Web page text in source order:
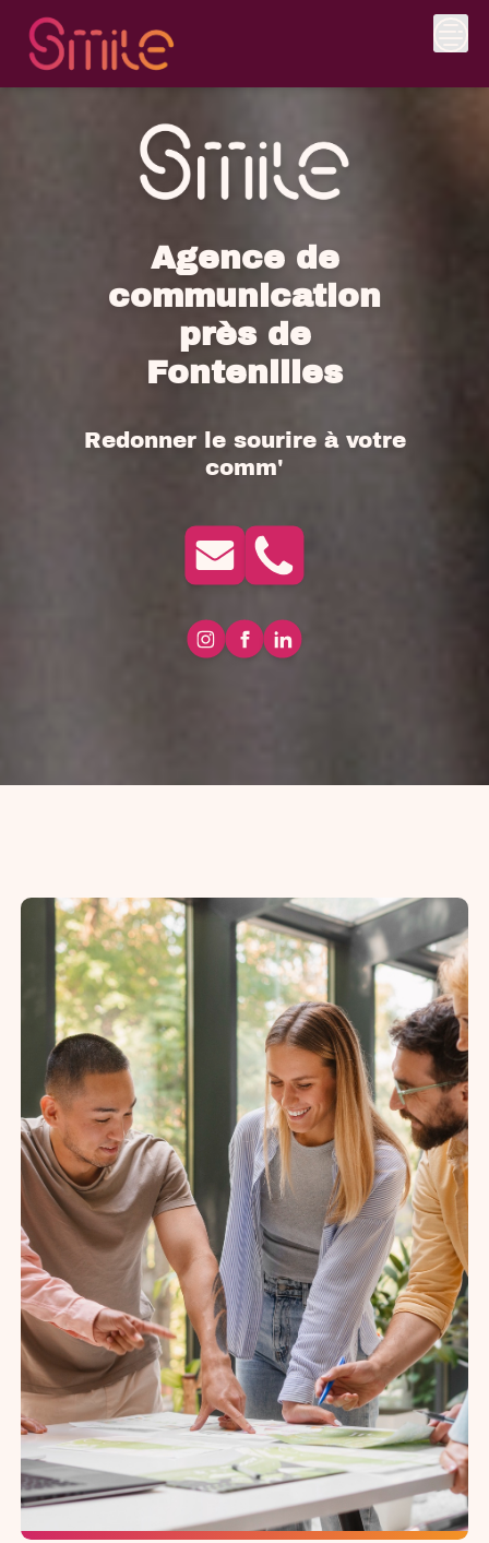
content
Agence de
communication
près de
Fontenilles
Redonner le sourire à votre
comm'